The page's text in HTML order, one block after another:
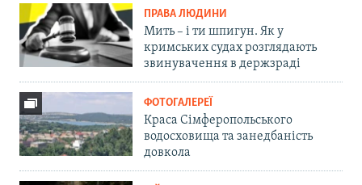
ПРАВА ЛЮДИНИ
Мить – і ти шпигун. Як у
кримських судах розглядають
звинувачення в держзраді
ФОТОГАЛЕРЕЇ
Краса Сімферопольського
водосховища та занедбаність
довкола